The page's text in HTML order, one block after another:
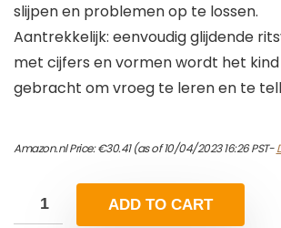
slijpen en problemen op te lossen.
Aantrekkelijk: eenvoudig glijdende
met cijfers en vormen wordt het
gebracht om vroeg te leren en te
Amazon.nl Price:€30.41(as of 10/04/2023 16:26 PST-
ADD TO CART